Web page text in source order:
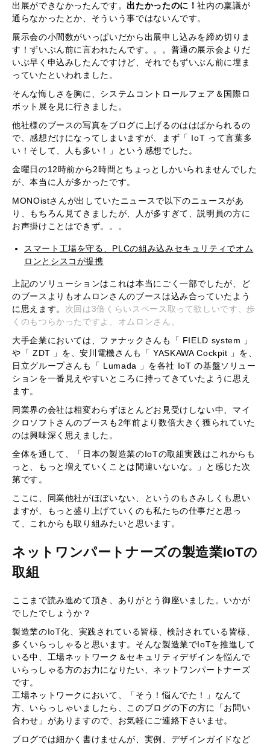
出展ができなかったんです。 出たかったのに！社内の稟議が
通らなかったとか、そういう事ではないんです。
展示会の小間数がいっぱいだから出展申し込みを締め切りま
す！ずいぶん前に言われたんです。。。普通の展示会よりだ
いぶ早く申込みしたんですけど、それでもずいぶん前に埋ま
っていたといわれました。
そんな悔しさを胸に、システムコントロールフェア＆国際ロ
ボット展を見に行きました。
他社様のブースの写真をブログに上げるのははばかられるの
で、感想だけになってしまいますが、まず「 IoT って言葉多
い！そして、人も多い！」という感想でした。
金曜日の12時前から2時間とちょっとしかいられませんでした
が、本当に人が多かったです。
MONOistさんが出していたニュースで以下のニュースがあ
り、もちろん見てきましたが、人が多すぎて、説明員の方に
お声掛けことはできず。。。
スマート工場を守る、PLCの組み込みセキュリティでオム
ロンとシスコが提携
上記のソリューションはこれは本当にごく一部でしたが、ど
のブースよりもオムロンさんのブースは込み合っていたよう
に思えます。 次回は3倍くらいスペース取って欲しいです、歩
くのもつらかったですよ、オムロンさん。
大手企業においては、ファナックさんも「 FIELD system 」
や「 ZDT 」を、安川電機さんも「 YASKAWA Cockpit 」を、
日立グループさんも「 Lumada 」を各社 IoT の基盤ソリュー
ションを一番見えやすいところに持ってきていたように思え
ます。
同業界の会社は相変わらずほとんどお見受けしない中、マイ
クロソフトさんのブースも2年前より数倍大きく獲られていた
のは興味深く思えました。
全体を通して、「日本の製造業のIoTの取組実践はこれからも
っと、もっと増えていくことは間違いないな。」と感じた次
第です。
ここに、同業他社がほぼいない、というのもさみしくも思い
ますが、もっと盛り上げていくのも私たちの仕事だと思っ
て、これからも取り組みたいと思います。
ネットワンパートナーズの製造業IoTの
取組
ここまで読み進めて頂き、ありがとう御座いました。いかが
でしたでしょうか？
製造業のIoT化、実践されている皆様、検討されている皆様、
多くいらっしゃると思います。そんな製造業でIoTを推進して
いる中、工場ネットワーク＆セキュリティデザインを悩んで
いらっしゃる方のお力になりたい、ネットワンパートナーズ
です。
工場ネットワークにおいて、「そう！悩んでた！」なんて
方、いらっしゃいましたら、このブログの下の方に「お問い
合わせ」がありますので、お気軽にご連絡下さいませ。
ブログでは細かく書けませんが、実例、デザインガイドなど